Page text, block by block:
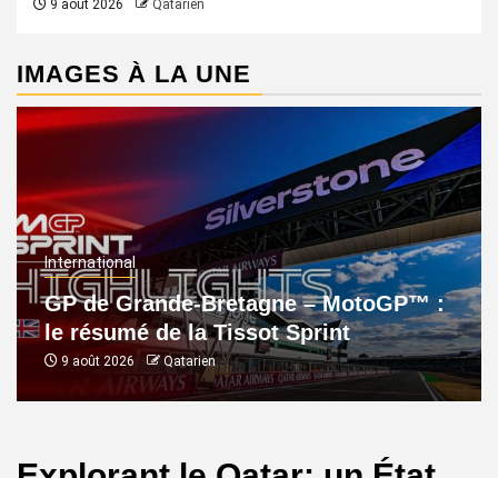
9 août 2026 Qatarien
IMAGES À LA UNE
International
GP de Grande-Bretagne – MotoGP™ :
le résumé de la Tissot Sprint
9 août 2026 Qatarien